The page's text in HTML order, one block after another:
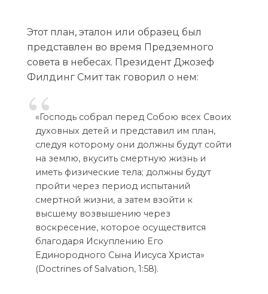
Этот план, эталон или образец был
представлен во время Предземного
совета в небесах. Президент Джозеф
Филдинг Смит так говорил о нем:
«Господь собрал перед Собою всех Своих
духовных детей и представил им план,
следуя которому они должны будут сойти
на землю, вкусить смертную жизнь и
иметь физические тела; должны будут
пройти через период испытаний
смертной жизни, а затем взойти к
высшему возвышению через
воскресение, которое осуществится
благодаря Искуплению Его
Единородного Сына Иисуса Христа»
(Doctrines of Salvation, 1:58).